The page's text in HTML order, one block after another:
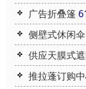
广告折叠篷
侧壁式休闲伞
供应天膜式
推拉蓬订购